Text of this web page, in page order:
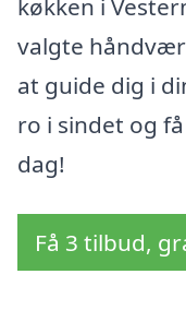
køkken i
valgte
at guide dig i
ro i sindet og
dag!
Få 3 tilbud,